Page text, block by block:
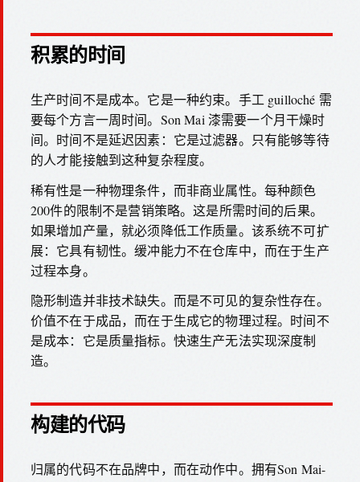
积累的时间
生产时间不是成本。它是一种约束。手工 guilloché 需
要每个方言一周时间。Son Mai 漆需要一个月干燥时
间。时间不是延迟因素：它是过滤器。只有能够等待
的人才能接触到这种复杂程度。
稀有性是一种物理条件，而非商业属性。每种颜色
200件的限制不是营销策略。这是所需时间的后果。
如果增加产量，就必须降低工作质量。该系统不可扩
展：它具有韧性。缓冲能力不在仓库中，而在于生产
过程本身。
隐形制造并非技术缺失。而是不可见的复杂性存在。
价值不在于成品，而在于生成它的物理过程。时间不
是成本：它是质量指标。快速生产无法实现深度制
造。
构建的代码
归属的代码不在品牌中，而在动作中。拥有Son Mai-